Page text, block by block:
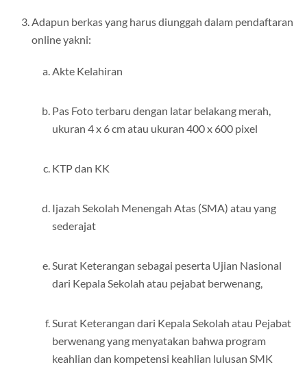
Adapun berkas yang harus diunggah dalam pendaftaran
online yakni:
Akte Kelahiran
Pas Foto terbaru dengan latar belakang merah,
ukuran 4 x 6 cm atau ukuran 400 x 600 pixel
KTP dan KK
Ijazah Sekolah Menengah Atas (SMA) atau yang
sederajat
Surat Keterangan sebagai peserta Ujian Nasional
dari Kepala Sekolah atau pejabat berwenang,
Surat Keterangan dari Kepala Sekolah atau Pejabat
berwenang yang menyatakan bahwa program
keahlian dan kompetensi keahlian lulusan SMK